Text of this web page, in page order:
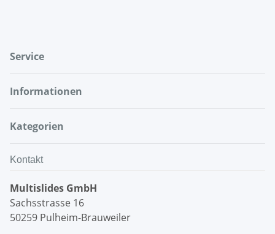
Service
Informationen
Kategorien
Kontakt
Multislides GmbH
Sachsstrasse 16
50259 Pulheim-Brauweiler